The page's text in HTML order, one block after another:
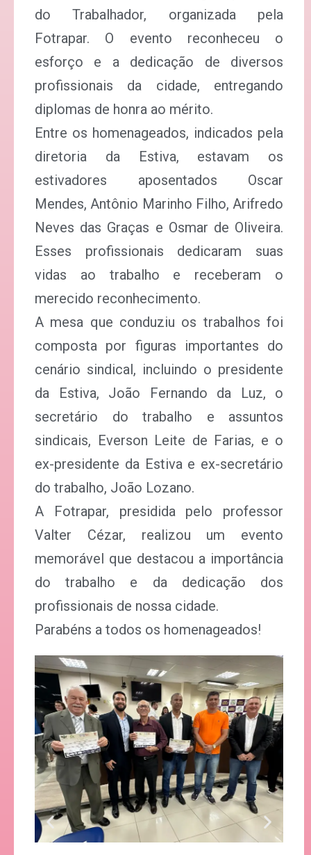
do Trabalhador, organizada pela
Fotrapar. O evento reconheceu o
esforço e a dedicação de diversos
profissionais da cidade, entregando
diplomas de honra ao mérito.
Entre os homenageados, indicados pela
diretoria da Estiva, estavam os
estivadores aposentados Oscar
Mendes, Antônio Marinho Filho, Arifredo
Neves das Graças e Osmar de Oliveira.
Esses profissionais dedicaram suas
vidas ao trabalho e receberam o
merecido reconhecimento.
A mesa que conduziu os trabalhos foi
composta por figuras importantes do
cenário sindical, incluindo o presidente
da Estiva, João Fernando da Luz, o
secretário do trabalho e assuntos
sindicais, Everson Leite de Farias, e o
ex-presidente da Estiva e ex-secretário
do trabalho, João Lozano.
A Fotrapar, presidida pelo professor
Valter Cézar, realizou um evento
memorável que destacou a importância
do trabalho e da dedicação dos
profissionais de nossa cidade.
Parabéns a todos os homenageados!